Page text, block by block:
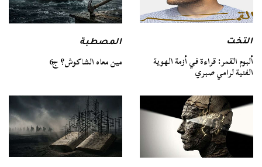
التخت
ألبوم القمر: قراءة في أزمة الهوية
الفنية لرامي صبري
المصطبة
مين معاه الشاكوش؟ ج6